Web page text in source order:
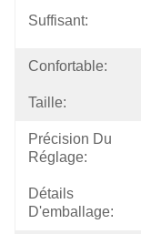
Suffisant:
Confortable:
Taille:
Précision Du
Réglage:
Détails
D'emballage: